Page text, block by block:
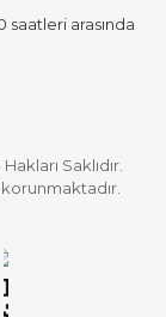
arasında
Saklıdır.